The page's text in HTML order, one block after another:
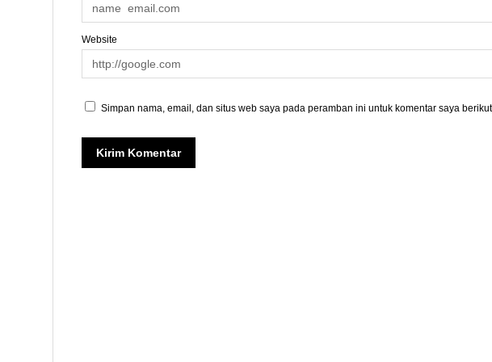
Website
Simpan nama, email, dan situs web saya pada peramban ini untuk komentar saya